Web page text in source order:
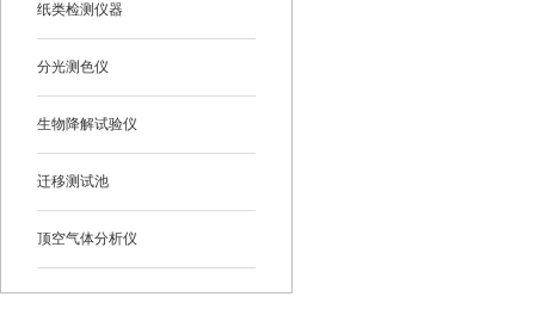
纸类检测仪器
分光测色仪
生物降解试验仪
迁移测试池
顶空气体分析仪